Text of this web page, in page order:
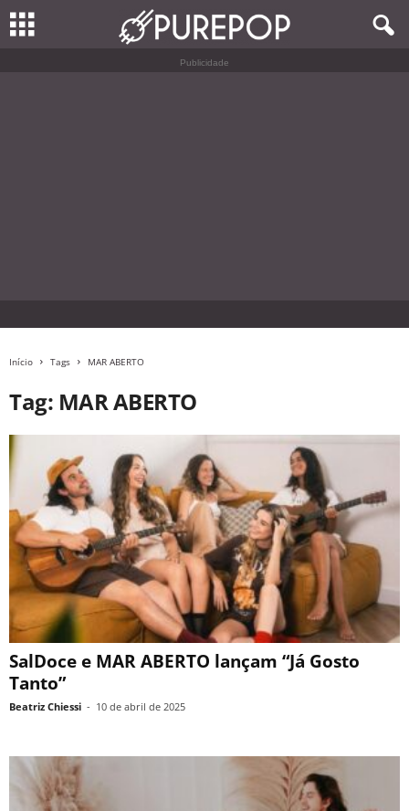
Publicidade
Início Tags MAR ABERTO
Tag: MAR ABERTO
SalDoce e MAR ABERTO lançam “Já Gosto
Tanto”
Beatriz Chiessi - 10 de abril de 2025